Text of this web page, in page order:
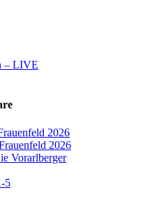
– LIVE
2026
2026
Vorarlberger
5